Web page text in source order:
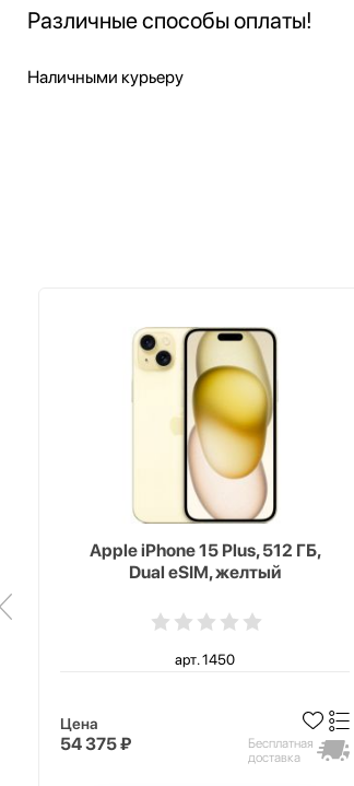
Различные способы оплаты!
Наличными курьеру
Apple iPhone 15 Plus, 512 ГБ,
Dual eSIM, желтый
арт. 1450
Цена
54 375 ₽
Бесплатная
доставка